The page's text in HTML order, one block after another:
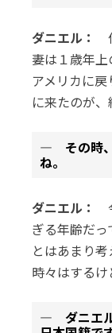
ダニエル：
妻は１歳年上
アメリカに
に来たのが、
― その時、
ね。
ダニエル：
ぎる年齢だ
とはあまり
時々はするけ
― ダニエル